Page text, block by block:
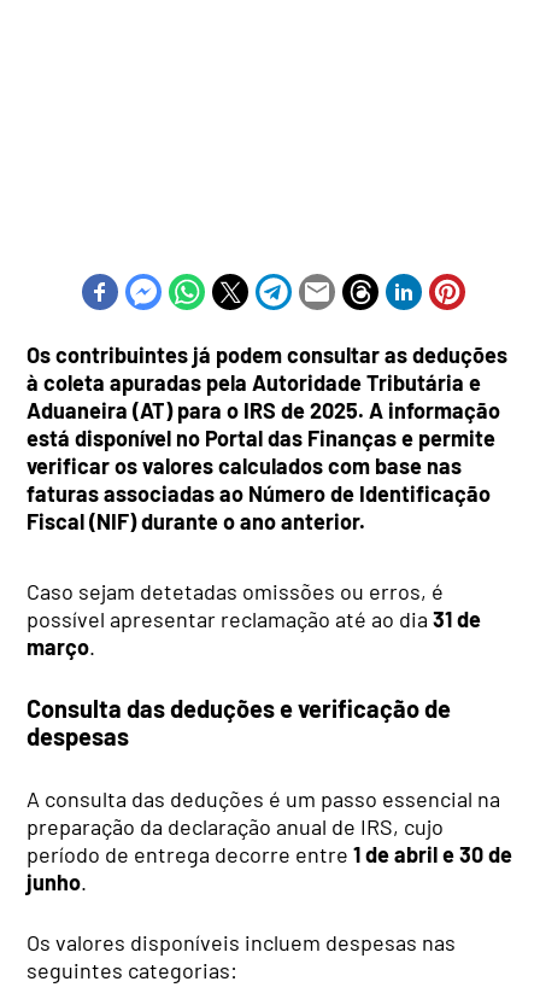
Os contribuintes já podem consultar as deduções
à coleta apuradas pela Autoridade Tributária e
Aduaneira (AT) para o IRS de 2025. A informação
está disponível no Portal das Finanças e permite
verificar os valores calculados com base nas
faturas associadas ao Número de Identificação
Fiscal (NIF) durante o ano anterior.
Caso sejam detetadas omissões ou erros, é
possível apresentar reclamação até ao dia31 de
março.
Consulta das deduções e verificação de
despesas
A consulta das deduções é um passo essencial na
preparação da declaração anual de IRS, cujo
período de entrega decorre entre1 de abril e 30 de
junho.
Os valores disponíveis incluem despesas nas
seguintes categorias: